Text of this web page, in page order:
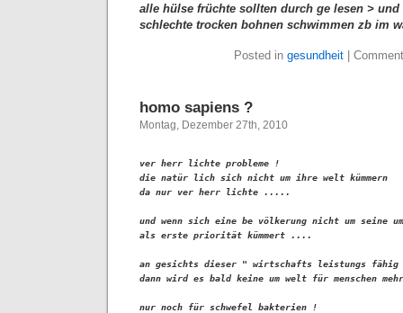
alle hülse früchte sollten durch ge lesen >
schlechte trocken bohnen schwimmen zb im
Posted in gesundheit
homo sapiens ?
Montag, Dezember 27th, 2010
ver herr lichte probleme !
die natür lich sich nicht um ihre welt kümmern
da nur ver herr lichte .....
und wenn sich eine be völkerung nicht um seine
als erste priorität kümmert ....
an gesichts dieser " wirtschafts leistungs
dann wird es bald keine um welt für menschen
nur noch für schwefel bakterien !